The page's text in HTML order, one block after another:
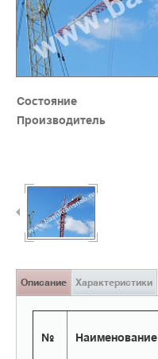
Состояние
Производитель
Описание Характеристики
№ Наименование